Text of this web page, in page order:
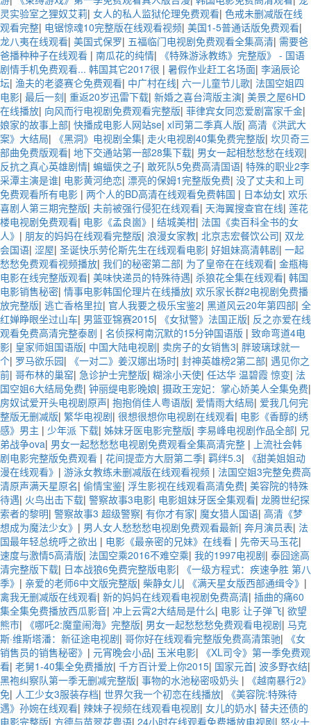
灵实验室之狸奴艾莉| 女人的私人监狱伦理免费观看| 色戒未删减版在线
观看完整| 电锯惊魂10完整版在线观看视频| 美国1-5普通话版免费观看|
龙八夷在线观看| 美国式保罗| 五福临门电视剧免费观看全集高清| 需要爸
爸播种种子在线观看 | 南瓜花的纯情| 《特殊游泳教练》完整版》 - 国语
剧情手机免费观看... 韩国其它2017很 | 暑假作业赶工名场面| 李涵辰论
坛| 渔夫的老婆赛仑免费观看| 中广村在线| 六一儿童节儿歌| 法国空姐四
电影| 最后一刻| 重返20岁迅雷下载| 新婚之喜台湾版主演| 美景之屋6HD
在线播放| 向风而行电视剧免费观看完整版| 菲律宾女同恋爱剧富家千金|
娘家的故事上部| 快播成电影人网站se| xl司第二季真人版| 高清《洪武大
案》大结局| 《黑洞》电视剧全集| 走火电视剧40集免费完整版| 坎贝奇三
部曲免费版观看| 地下交通站第一部28集下载| 男女一起相愁愁愁在线观|
反抗之真心英雄剧情| 蝙蝠侠之子| 敢死队5免费高清国语| 特殊的职业2李
采潭主演是谁| 电影黄河绝恋| 漂亮的保姆1完整版免费| 没了丈夫和上司
免费观看所有电影 | 两个人的BD高清在线观看免费韩国 | 日本幼女| 欢乐
喜剧人第三期完整版| 夫前被强行侵犯在线观看| 天海翼搜查官在线| 莲花
楼电视剧免费观看| 电影《孟良崮》 | 结城美柑| 法国《卖百科全书的女
人》 | 朋友的妈妈在线观看完整版| 浪漫女家教| 北京志宏餐饮公司| 双龙
会国语| 涩屋| 圣诞快乐劳伦斯先生在线观看电影| 好姐妹高清韩剧| 一起
愁愁免费观看视频播放| 我们的秘密第二部| 为了皇帝在在线观看| 金瓶梅
电影在线完整版观看| 美味快递员的特殊待遇| 杀狼花全集在线观看| 韩国
电影销售秘密| 情事电影韩国伦理片在线播放| 欢乐家长群2电视剧免费播
放完整版| 逃亡香格里拉| 官人我要之极乐宝鉴2| 黑道风云20年第四部| 全
红婵睁眼坐过山车| 男篮亚锦赛2015| 《女狱警》法国正版| 反之亦爱在线
观看免费高清完整泰剧 | 名侦探柯南沉默的15分钟国语版 | 致命弯道4电
影| 皇家师姐国语版| 中国大陆电视剧| 卖房子的女销售3| 胖玻璃球就一
个| 罗马欲乐园| 《一对二》姜汉娜出场时| 封神英雄榜2第二部| 遇见你之
前| 哥布林的巢窑| 急诊护士完整版| 糊涂小天使| 任达华 温碧霞 惊变| 法
国空姐6大结局免费| 钟丽缇电影晚娘| 摄政王宠妃：掌心娇美人全集免费|
房奴试爱开头电视剧原声| 抱抱俏佳人粤语版| 爱情雨大结局| 爱我几何完
整版无删减版| 繁华电视剧| 很想很想你电视剧在线观看| 电影《香醇的绣
感》男主 | 少年派 下载| 姊妹牙医电影完整版| 李易峰电视剧作品全部| 兄
弟战争ova| 男女一起愁愁愁电视剧免费观看全集高清完整 | 上流社会韩
剧电影完整版免费观看 | 花间提壶方大厨第二季| 羁绊5.3| 《甜美姐姐动
漫在线观看》 | 游泳女教练未删减版在线观看视频 | 法国空姐3完整免费高
清原声满天星原名| 偷情宝鉴| 浮生影视在线观看高清免费| 美容院的特殊
待遇| 火鸟出击下载| 警察故事3电影| 电影姐妹牙医全集观看| 龙腾世纪探
索者的黎明| 警察故事3 超级警察| 有你才有家| 魔女猎人国语| 高清《梦
想成为魔法少女》 | 男人女人愁愁愁电视剧免费观看最新| 奔月演员表| 法
国最年轻总统呼之欲出 | 电影《最亲密的兄妹》在线看 | 先帝天马玉花|
速度与激情5高清版| 法国空乘2016不难空乘| 我的1997电视剧| 泰囧途高
清完整版下载| 日本战狼6免费完整版电影| 《一级方程式：疾速争胜 第八
季》 | 亲爱的老师6中文版完整版| 柴静女儿| 《满天星女版西部通缉令》 |
禽我无删减版在线观看| 新的妈妈在线观看电视剧免费高清| 插曲的痛60
集全集免费播放西瓜影音| 冲上云霄2大结局是什么| 电影 让子弹飞| 欲望
熊市| 《哪吒2:魔童闹海》完整版| 男女一起愁愁愁免费观看电视剧| 马克
斯·维斯塔潘：新征途电视剧| 哥你好在线观看完整版免费高清策驰| 《女
销售员的销售秘密》 | 元宵晚会小品| 玉米电影| 《XL司令》第一季免费观
看| 老舅1-40集全免费播放| 千方百计爱上你2015| 国家元首| 波多野衣结|
黑袍纠察队第一季无删减完整版| 事物的水池秘密吸奶头 | 《越南暴行2》
免| 人工少女3服装存档| 世界欠我一个初恋在线播放| 《美容院:特殊待
遇》孙婉在线观看| 辣妹子视频在线观看电视剧| 女儿的奶水| 替夫还债的
电影完整版| 方德与苗翠花粤语| 24小时在线观看免费播放电视剧| 怒火十